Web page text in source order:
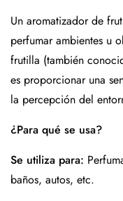
Un aromatizador de
perfumar ambientes u
frutilla (también
es proporcionar una
la percepción del
¿Para qué se usa?
Se utiliza para:
baños, autos, etc.